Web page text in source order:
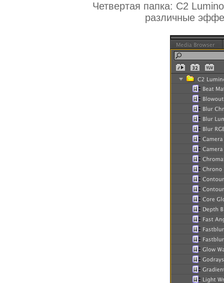
Четвертая папка: C2
различные